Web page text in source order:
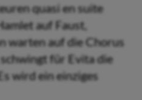
quasi en suite
auf Faust,
warten auf die Chorus
für Evita die
wird ein einziges